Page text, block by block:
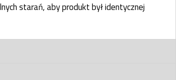
starań, aby produkt był identycznej